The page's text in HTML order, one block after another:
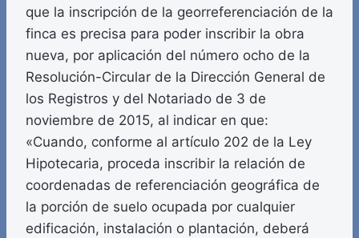
que la inscripción de la georreferenciación de la
finca es precisa para poder inscribir la obra
nueva, por aplicación del número ocho de la
Resolución-Circular de la Dirección General de
los Registros y del Notariado de 3 de
noviembre de 2015, al indicar en que:
«Cuando, conforme al artículo 202 de la Ley
Hipotecaria, proceda inscribir la relación de
coordenadas de referenciación geográfica de
la porción de suelo ocupada por cualquier
edificación, instalación o plantación, deberá